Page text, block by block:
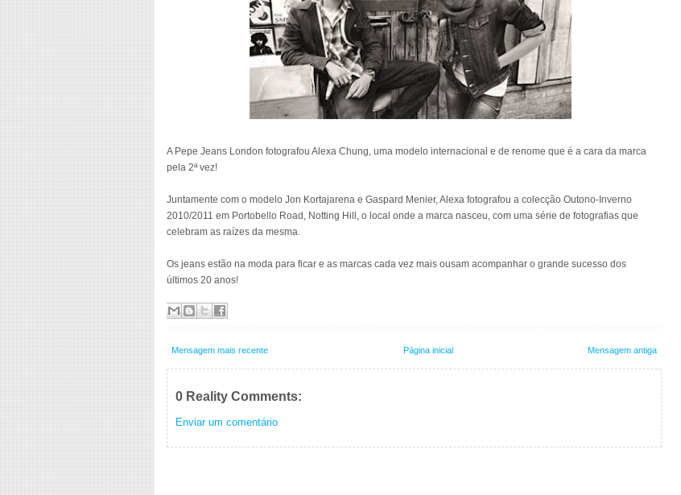
A Pepe Jeans London fotografou Alexa Chung, uma modelo internacional e de renome que é a cara da marca
pela 2ª vez!
Juntamente com o modelo Jon Kortajarena e Gaspard Menier, Alexa fotografou a colecção Outono-Inverno
2010/2011 em Portobello Road, Notting Hill, o local onde a marca nasceu, com uma série de fotografias que
celebram as raízes da mesma.
Os jeans estão na moda para ficar e as marcas cada vez mais ousam acompanhar o grande sucesso dos
últimos 20 anos!
Mensagem mais recente Mensagem antiga
Página inicial
0 Reality Comments:
Enviar um comentário